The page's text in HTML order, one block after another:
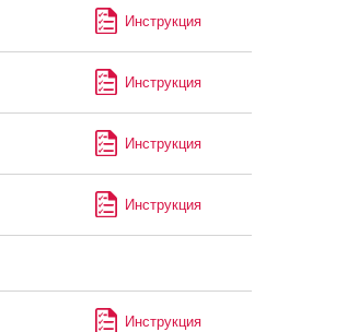
Инструкция
Инструкция
Инструкция
Инструкция
Инструкция